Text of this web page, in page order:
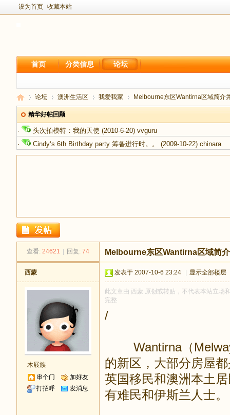
设为首页 收藏本站
首页 分类信息 论坛
新
足
›
论坛
›
澳洲生活区
›
我爱我家
›
Melbourne东区Wantirna区域简介
精华好帖回顾
· 头次拍模特：我的天使 (2010-6-20) vvguru
·
Cindy‘s 6th Birthday party 筹备进行时。。 (2009-10-22) chinara
查看: 24621 回复: 74 Melbourne东区Wantirna区域简
西蒙
木屐族
串个门
加好友
打招呼
发消息
发表于 2007-10-6 23:24 显示全部楼层
此文章由 西蒙 原创或转贴，不代表本站立场
完整
/
Wantirna（Melway
的新区，大部分房屋
英国移民和澳洲本土
有难民和伊斯兰人士。